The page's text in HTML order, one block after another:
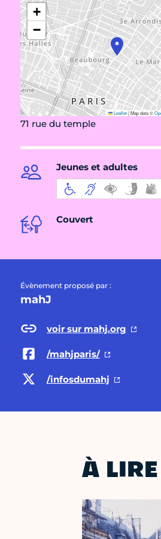
+
−
Leaflet|Map data ©
71 rue du temple
Jeunes et adultes
Couvert
Évènement proposé par :
mahJ
voir sur mahj.org
/mahjparis/
/infosdumahj
À